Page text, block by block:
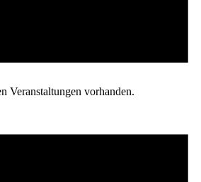
Veranstaltungen vorhanden.